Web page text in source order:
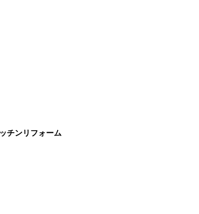
チンリフォーム